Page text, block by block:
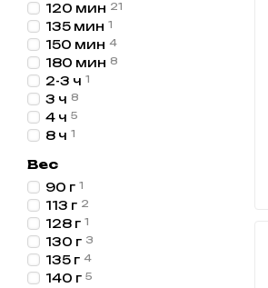
120 мин 21
135 мин 1
150 мин 4
180 мин 8
2-3 ч 1
3 ч 8
4 ч 5
8 ч 1
Вес
90 г 1
113 г 2
128 г 1
130 г 3
135 г 4
140 г 5